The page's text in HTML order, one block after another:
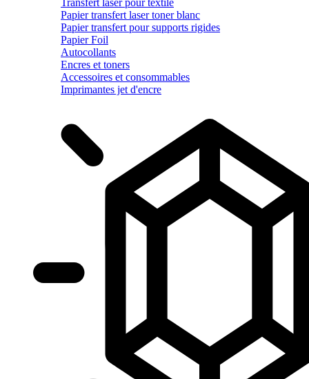
Papier transfert laser toner blanc
Papier transfert pour supports rigides
Papier Foil
Autocollants
Encres et toners
Accessoires et consommables
Imprimantes jet d'encre